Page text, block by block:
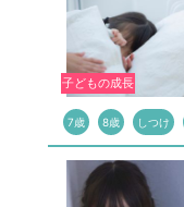
子どもの成長
7歳 8歳 しつけ